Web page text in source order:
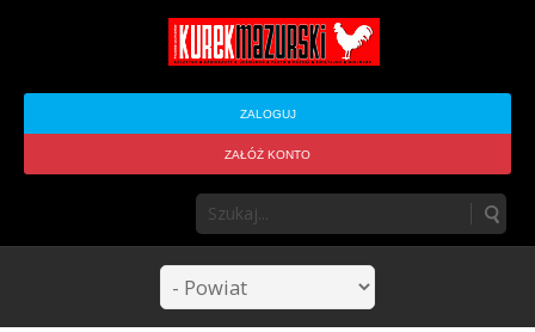
ZALOGUJ
ZAŁÓŻ KONTO